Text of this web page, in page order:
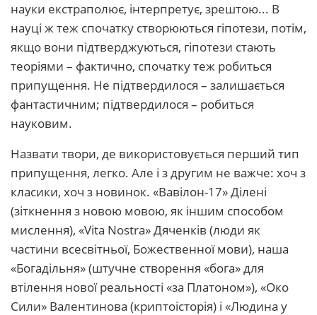
науки екстраполює, інтерпретує, зрештою... В
науці ж теж спочатку створюються гіпотези, потім,
якщо вони підтверджуються, гіпотези стають
теоріями – фактично, спочатку теж робиться
припущення. Не підтвердилося – залишається
фантастичним; підтвердилося – робиться
науковим.
Назвати твори, де використовується перший тип
припущення, легко. Але і з другим не важче: хоч з
класики, хоч з новинок. «Вавілон-17» Ділені
(зіткнення з новою мовою, як іншим способом
мислення), «Vita Nostra» Дяченків (люди як
частини всесвітньої, Божественної мови), наша
«Богадільня» (штучне створення «бога» для
втілення нової реальності «за Платоном»), «Око
Сили» Валентинова (криптоісторія) і «Людина у